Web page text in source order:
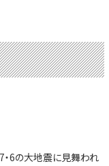
6の大地震に見舞われ